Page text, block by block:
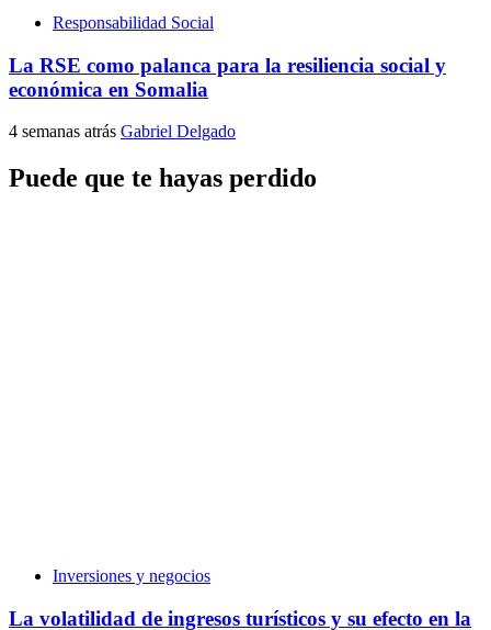
Responsabilidad Social
La RSE como palanca para la resiliencia social y
económica en Somalia
4 semanas atrás Gabriel Delgado
Puede que te hayas perdido
Inversiones y negocios
La volatilidad de ingresos turísticos y su efecto en la